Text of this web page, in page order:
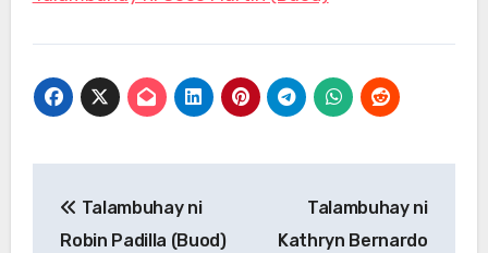
navigation
Talambuhay ni
Robin Padilla (Buod)
Talambuhay ni
Kathryn Bernardo